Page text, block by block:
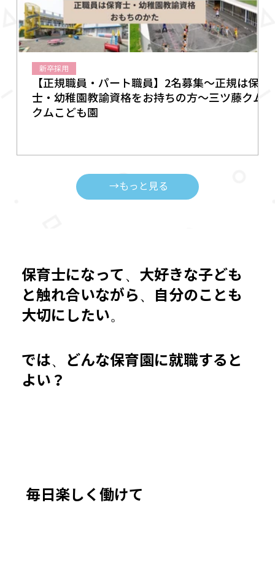
【正規職員・パート職員】2名募集～正規は保育
士・幼稚園教諭資格をお持ちの方～三ツ藤クム
クムこども園
新卒採用
→もっと見る
保育士になって、大好きな子ども
と触れ合いながら、自分のことも
大切にしたい。
では、どんな保育園に就職すると
よい？
毎日楽しく働けて